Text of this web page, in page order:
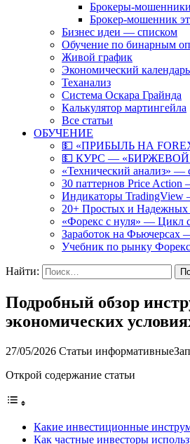
Брокеры-
Брокер-мошенник
Бизнес идеи — списком
Обучение по бинарным
Живой график
Экономический календарь
Теханализ
Система Оскара Грайнда
Калькулятор мартингейла
Все статьи
ОБУЧЕНИЕ
💵 «ПРИБЫЛЬ НА
💵 КУРС — «БИРЖЕВОЙ
«Технический анализ» —
30 паттернов Price
Индикаторы
20+ Простых и Надежных
«Форекс с нуля» — Цикл
Заработок на
Учебник по рынку
Найти:
Подробный обзор
экономических
27/05/2026 Статьи информативные
Открой содержание статьи
Какие инвестиционные
Как частные инвесторы